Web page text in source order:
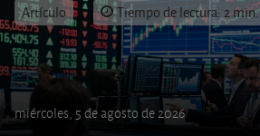
Artículo Tiempo de lectura: 2 min.
miércoles, 5 de agosto de 2026